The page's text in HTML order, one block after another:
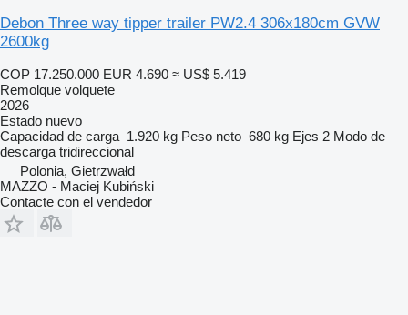
Debon Three way tipper trailer PW2.4 306x180cm GVW
2600kg
COP 17.250.000 EUR 4.690 ≈ US$ 5.419
Remolque volquete
2026
Estado nuevo
Capacidad de carga 1.920 kg Peso neto 680 kg Ejes 2 Modo de
descarga tridireccional
Polonia, Gietrzwałd
MAZZO - Maciej Kubiński
Contacte con el vendedor